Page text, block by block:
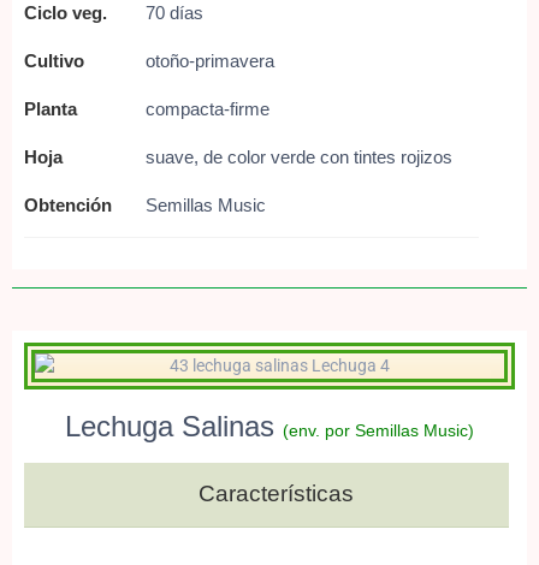
Ciclo veg.
Cultivo
Planta
Hoja
Obtención
70 días
otoño-primavera
compacta-firme
suave, de color verde con tintes rojizos
Semillas Music
Lechuga Salinas (env. por Semillas Music)
Características